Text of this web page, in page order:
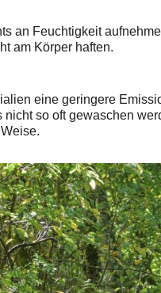
an Feuchtigkeit
am Körper haften.
eine geringere
so oft gewaschen